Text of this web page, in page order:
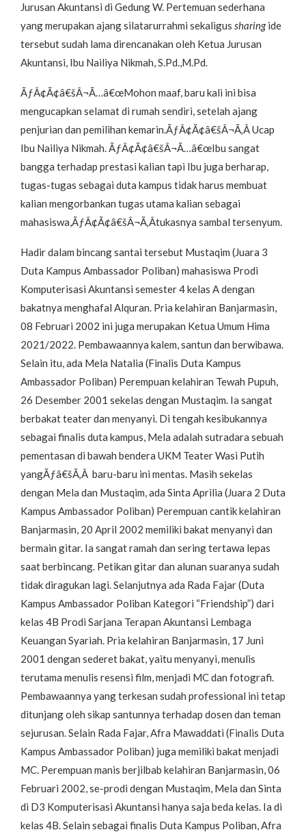
Jurusan Akuntansi di Gedung W. Pertemuan sederhana
yang merupakan ajang silatarurrahmi sekaligus sharingide
tersebut sudah lama direncanakan oleh Ketua Jurusan
Akuntansi, Ibu Nailiya Nikmah, S.Pd.,M.Pd.
ÃƒÂ¢Ã¢â€šÂ¬Ã…â€œMohon maaf, baru kali ini bisa
mengucapkan selamat di rumah sendiri, setelah ajang
penjurian dan pemilihan kemarin.ÃƒÂ¢Ã¢â€šÂ¬Ã‚Â Ucap
Ibu Nailiya Nikmah. ÃƒÂ¢Ã¢â€šÂ¬Ã…â€œIbu sangat
bangga terhadap prestasi kalian tapi Ibu juga berharap,
tugas-tugas sebagai duta kampus tidak harus membuat
kalian mengorbankan tugas utama kalian sebagai
mahasiswa,ÃƒÂ¢Ã¢â€šÂ¬Ã‚Âtukasnya sambal tersenyum.
Hadir dalam bincang santai tersebut Mustaqim (Juara 3
Duta Kampus Ambassador Poliban) mahasiswa Prodi
Komputerisasi Akuntansi semester 4 kelas A dengan
bakatnya menghafal Alquran. Pria kelahiran Banjarmasin,
08 Februari 2002 ini juga merupakan Ketua Umum Hima
2021/2022. Pembawaannya kalem, santun dan berwibawa.
Selain itu, ada Mela Natalia (Finalis Duta Kampus
Ambassador Poliban) Perempuan kelahiran Tewah Pupuh,
26 Desember 2001 sekelas dengan Mustaqim. Ia sangat
berbakat teater dan menyanyi. Di tengah kesibukannya
sebagai finalis duta kampus, Mela adalah sutradara sebuah
pementasan di bawah bendera UKM Teater Wasi Putih
yangÃƒâ€šÃ‚Â baru-baru ini mentas. Masih sekelas
dengan Mela dan Mustaqim, ada Sinta Aprilia (Juara 2 Duta
Kampus Ambassador Poliban) Perempuan cantik kelahiran
Banjarmasin, 20 April 2002 memiliki bakat menyanyi dan
bermain gitar. Ia sangat ramah dan sering tertawa lepas
saat berbincang. Petikan gitar dan alunan suaranya sudah
tidak diragukan lagi. Selanjutnya ada Rada Fajar (Duta
Kampus Ambassador Poliban Kategori “Friendship”) dari
kelas 4B Prodi Sarjana Terapan Akuntansi Lembaga
Keuangan Syariah. Pria kelahiran Banjarmasin, 17 Juni
2001 dengan sederet bakat, yaitu menyanyi, menulis
terutama menulis resensi film, menjadi MC dan fotografi.
Pembawaannya yang terkesan sudah professional ini tetap
ditunjang oleh sikap santunnya terhadap dosen dan teman
sejurusan. Selain Rada Fajar, Afra Mawaddati (Finalis Duta
Kampus Ambassador Poliban) juga memiliki bakat menjadi
MC. Perempuan manis berjilbab kelahiran Banjarmasin, 06
Februari 2002, se-prodi dengan Mustaqim, Mela dan Sinta
di D3 Komputerisasi Akuntansi hanya saja beda kelas. Ia di
kelas 4B. Selain sebagai finalis Duta Kampus Poliban, Afra